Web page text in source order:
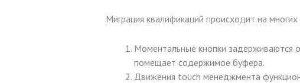
Миграция квалификаций происходит на
Моментальные кнопки задерживаются
помещает содержимое буфера.
Движения touch менеджмента